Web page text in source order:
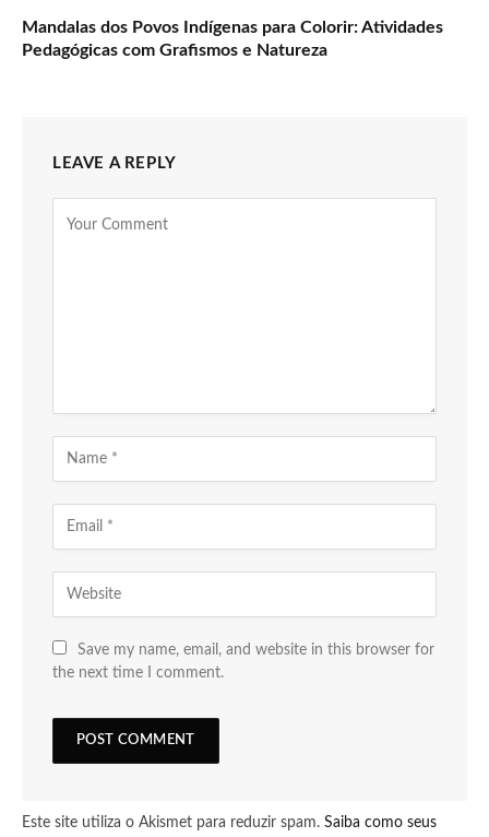
Mandalas dos Povos Indígenas para Colorir: Atividades
Pedagógicas com Grafismos e Natureza
LEAVE A REPLY
Save my name, email, and website in this browser for
the next time I comment.
Este site utiliza o Akismet para reduzir spam. Saiba como seus